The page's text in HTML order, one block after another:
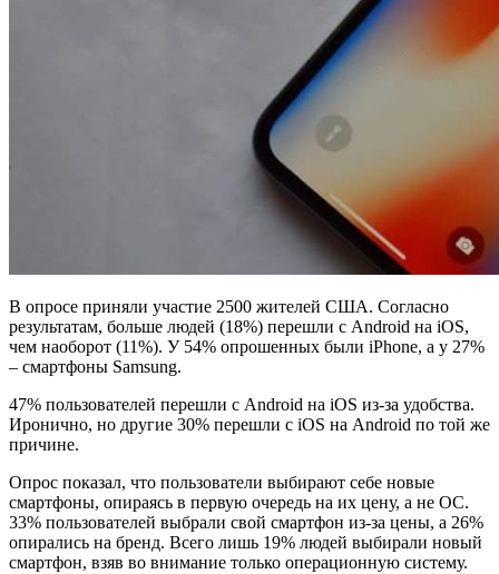
В опросе приняли участие 2500 жителей США. Согласно
результатам, больше людей (18%) перешли с Android на iOS,
чем наоборот (11%). У 54% опрошенных были iPhone, а у 27%
– смартфоны Samsung.
47% пользователей перешли с Android на iOS из-за удобства.
Иронично, но другие 30% перешли с iOS на Android по той же
причине.
Опрос показал, что пользователи выбирают себе новые
смартфоны, опираясь в первую очередь на их цену, а не ОС.
33% пользователей выбрали свой смартфон из-за цены, а 26%
опирались на бренд. Всего лишь 19% людей выбирали новый
смартфон, взяв во внимание только операционную систему.